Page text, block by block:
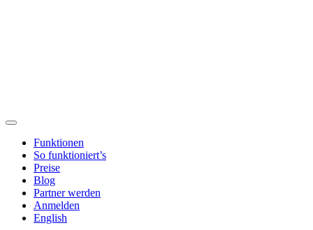
Funktionen
So funktioniert’s
Preise
Blog
Partner werden
Anmelden
English